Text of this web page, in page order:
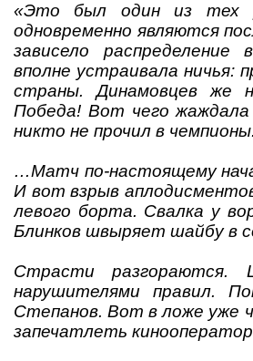
«Это был один из тех
одновременно являются
зависело
вполне устраивала ничья:
страны. Динамовцев же
Победа! Вот чего жаждала
никто не прочил в чемпионы.
…Матч по-настоящему
И вот взрыв
левого борта. Свалка у
Блинков швыряет шайбу в
Страсти разгораются.
нарушителями правил.
Степанов. Вот в ложе уже
запечатлеть